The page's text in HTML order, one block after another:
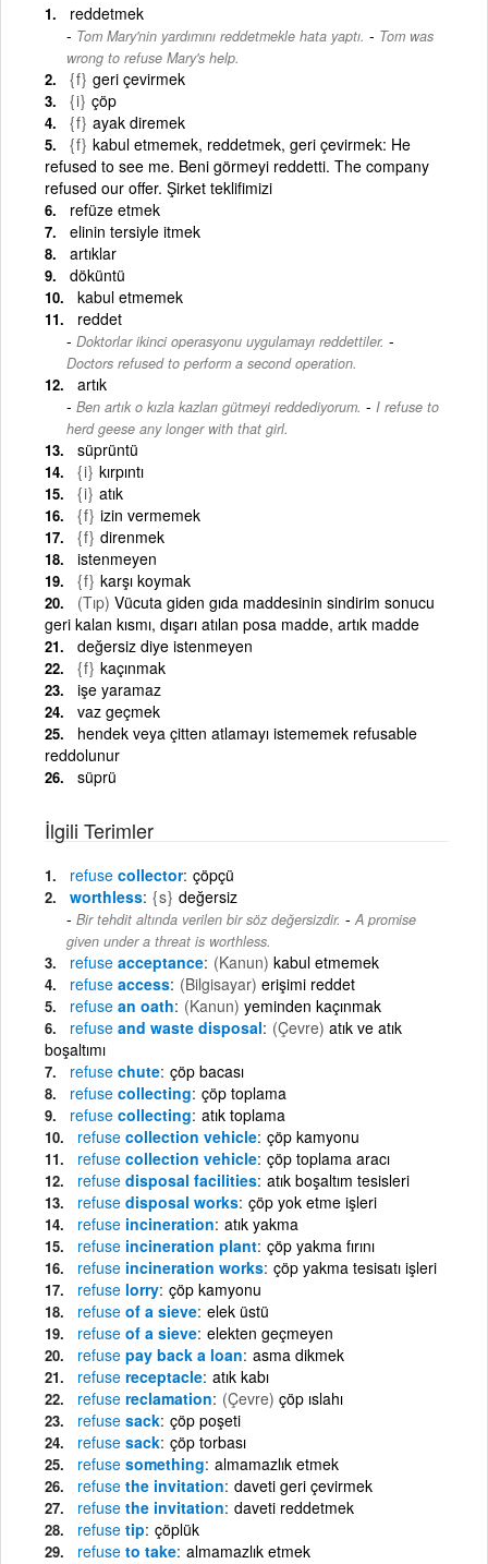
reddetmek
Tom Mary'nin yardımını reddetmekle hata yaptı. - Tom was
wrong to refuse Mary's help.
{f} geri çevirmek
{i} çöp
{f} ayak diremek
{f} kabul etmemek, reddetmek, geri çevirmek: He
refused to see me. Beni görmeyi reddetti. The company
refused our offer. Şirket teklifimizi
refüze etmek
elinin tersiyle itmek
artıklar
döküntü
kabul etmemek
reddet
Doktorlar ikinci operasyonu uygulamayı reddettiler. -
Doctors refused to perform a second operation.
artık
Ben artık o kızla kazları gütmeyi reddediyorum. - I refuse to
herd geese any longer with that girl.
süprüntü
{i} kırpıntı
{i} atık
{f} izin vermemek
{f} direnmek
istenmeyen
{f} karşı koymak
(Tıp) Vücuta giden gıda maddesinin sindirim sonucu
geri kalan kısmı, dışarı atılan posa madde, artık madde
değersiz diye istenmeyen
{f} kaçınmak
işe yaramaz
vaz geçmek
hendek veya çitten atlamayı istememek refusable
reddolunur
süprü
İlgili Terimler
refuse collector çöpçü
worthless {s} değersiz
Bir tehdit altında verilen bir söz değersizdir. - A promise
given under a threat is worthless.
refuse acceptance (Kanun) kabul etmemek
refuse access (Bilgisayar) erişimi reddet
refuse an oath (Kanun) yeminden kaçınmak
refuse and waste disposal (Çevre) atık ve atık
boşaltımı
refuse chute çöp bacası
refuse collecting çöp toplama
refuse collecting atık toplama
refuse collection vehicle çöp kamyonu
refuse collection vehicle çöp toplama aracı
refuse disposal facilities atık boşaltım tesisleri
refuse disposal works çöp yok etme işleri
refuse incineration atık yakma
refuse incineration plant çöp yakma fırını
refuse incineration works çöp yakma tesisatı işleri
refuse lorry çöp kamyonu
refuse of a sieve elek üstü
refuse of a sieve elekten geçmeyen
refuse pay back a loan asma dikmek
refuse receptacle atık kabı
refuse reclamation (Çevre) çöp ıslahı
refuse sack çöp poşeti
refuse sack çöp torbası
refuse something almamazlık etmek
refuse the invitation daveti geri çevirmek
refuse the invitation daveti reddetmek
refuse tip çöplük
refuse to take almamazlık etmek